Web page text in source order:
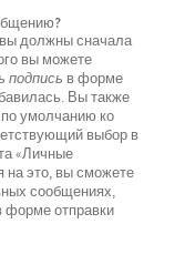
должны сначала
вы можете
подпись в форме
Вы также
умолчанию ко
выбор в
«Личные
на это, вы сможете
сообщениях,
форме отправки